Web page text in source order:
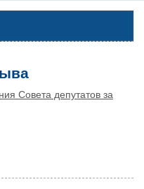
Совета депутатов за